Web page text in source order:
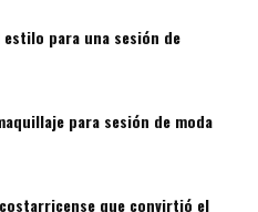
para una sesión de
para sesión de moda
que convirtió el